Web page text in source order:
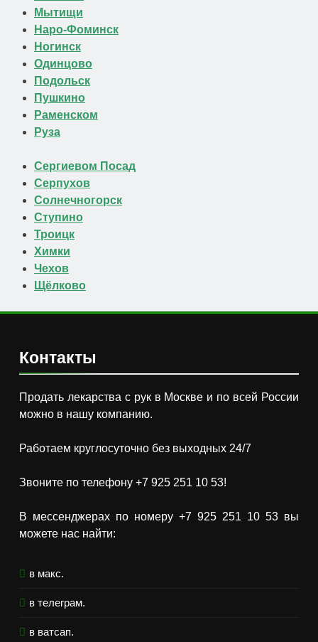
Мытищи
Наро-Фоминск
Ногинск
Одинцово
Подольск
Пушкино
Раменском
Руза
Сергиевом Посад
Серпухов
Солнечногорск
Ступино
Троицк
Химки
Чехов
Щёлково
Контакты
Продать лекарства с рук в Москве и по всей России
можно в нашу компанию.
Работаем круглосуточно без выходных 24/7
Звоните по телефону +7 925 251 10 53!
В мессенджерах по номеру +7 925 251 10 53 вы
можете нас найти:
в макс.
в телеграм.
в ватсап.